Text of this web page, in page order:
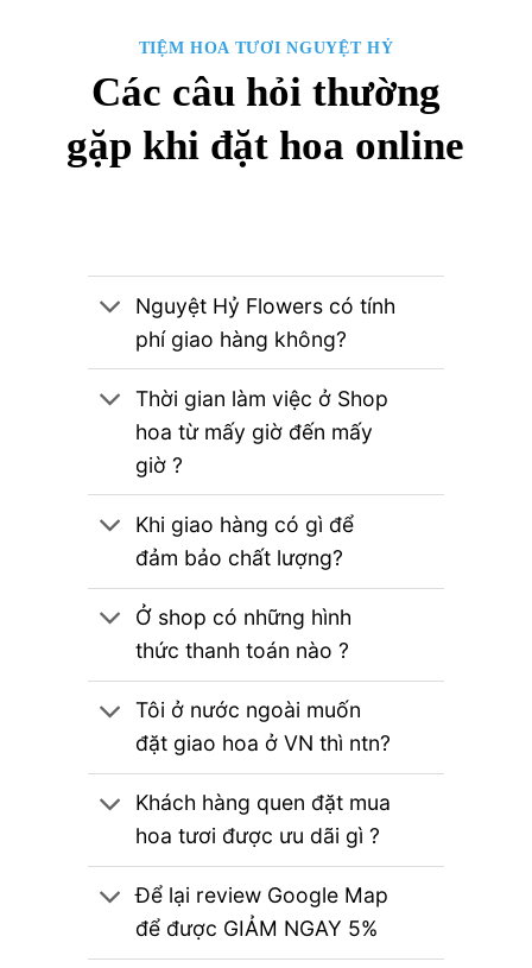
TIỆM HOA TƯƠI NGUYỆT HỶ
Các câu hỏi thường
gặp khi đặt hoa online
Nguyệt Hỷ Flowers có tính
phí giao hàng không?
Thời gian làm việc ở Shop
hoa từ mấy giờ đến mấy
giờ ?
Khi giao hàng có gì để
đảm bảo chất lượng?
Ở shop có những hình
thức thanh toán nào ?
Tôi ở nước ngoài muốn
đặt giao hoa ở VN thì ntn?
Khách hàng quen đặt mua
hoa tươi được ưu dãi gì ?
Để lại review Google Map
để được GIẢM NGAY 5%